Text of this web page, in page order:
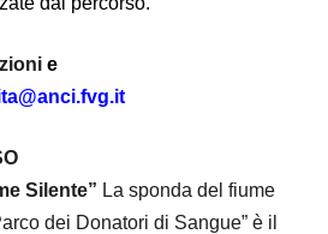
e
Silente” La sponda del fiume
dei Donatori di Sangue” è il